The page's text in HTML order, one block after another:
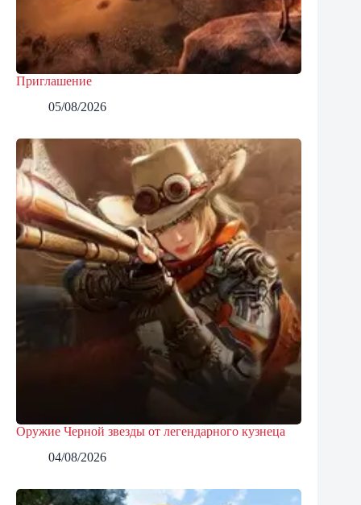
Приглашение
05/08/2026
Оружие Черной звезды от легендарного кузнеца
04/08/2026